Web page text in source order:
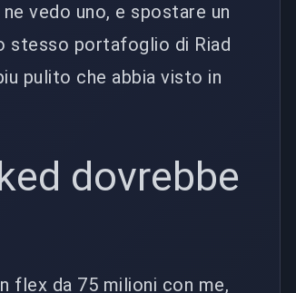
vedo uno, e spostare un
stesso portafoglio di Riad
pulito che abbia visto in
dovrebbe
flex da 75 milioni con me,